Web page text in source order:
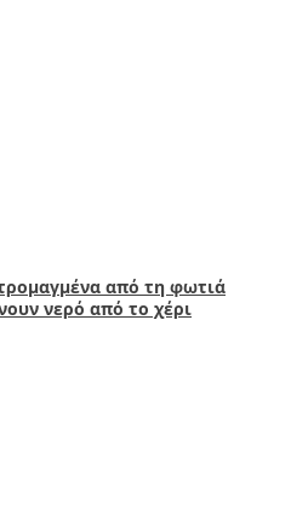
από τη φωτιά
νερό από το χέρι